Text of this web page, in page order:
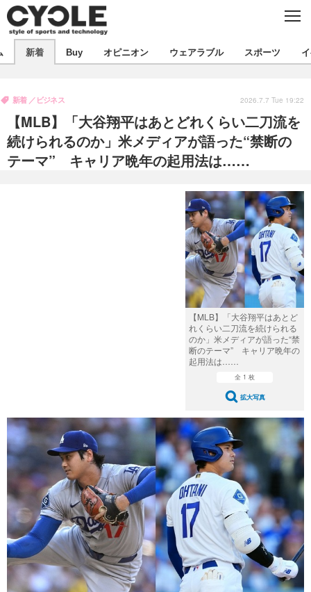
C
E
製品/用品
衣類
飲食
バックナンバー
コラム
インプレ
ボイス
デバイス
ビジネス
国内
海外
スポーツ
短信
まとめ
写真
イベント
スポーツ
文化
出版／映画
ファッション
写真
政治
新着 Buy オピニオン ウェアラブル スポーツ
【MLB】「大谷翔平はあとどれくらい二刀流を
続けられるのか」米メディアが語った“禁断の
テーマ” キャリア晩年の起用法は……
新着 ビジネス 2026.7.7 Tue 19:22
【MLB】「大谷翔平はあとど
れくらい二刀流を続けられる
のか」米メディアが語った“禁
断のテーマ” キャリア晩年の
起用法は……
全 1 枚
拡大写真